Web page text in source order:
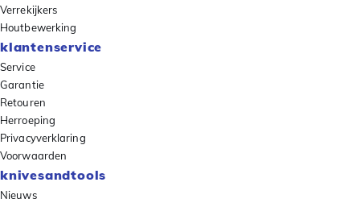
Verrekijkers
Houtbewerking
klantenservice
Service
Garantie
Retouren
Herroeping
Privacyverklaring
Voorwaarden
knivesandtools
Nieuws